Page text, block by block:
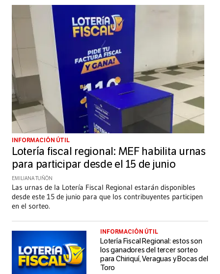
INFORMACIÓN ÚTIL
Lotería fiscal regional: MEF habilita urnas
para participar desde el 15 de junio
EMILIANA TUÑÓN
Las urnas de la Lotería Fiscal Regional estarán disponibles
desde este 15 de junio para que los contribuyentes participen
en el sorteo.
INFORMACIÓN ÚTIL
Lotería Fiscal Regional: estos son
los ganadores del tercer sorteo
para Chiriquí, Veraguas y Bocas del
Toro